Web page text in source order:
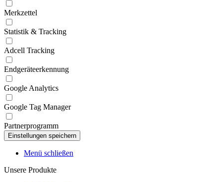
Merkzettel
Statistik & Tracking
Adcell Tracking
Endgeräteerkennung
Google Analytics
Google Tag Manager
Partnerprogramm
Menü schließen
Unsere Produkte